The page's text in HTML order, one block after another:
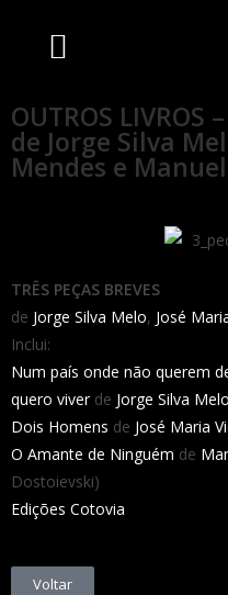
OUTROS LIVROS
de Jorge Silva
Mendes e
TRÊS PEÇAS BREVES
de Jorge Silva Melo, José
Inclui:
Num país onde não querem
quero viverde Jorge Silva Melo
Dois Homens de José Maria
O Amante de Ninguém de
Dostoievski)
Edições Cotovia
Voltar